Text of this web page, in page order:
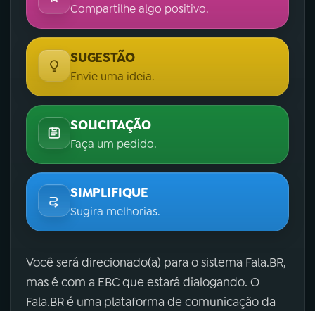
Compartilhe algo positivo.
SUGESTÃO
Envie uma ideia.
SOLICITAÇÃO
Faça um pedido.
SIMPLIFIQUE
Sugira melhorias.
Você será direcionado(a) para o sistema Fala.BR,
mas é com a EBC que estará dialogando. O
Fala.BR é uma plataforma de comunicação da